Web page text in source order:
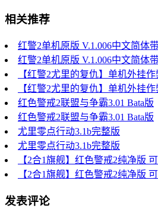
相关推荐
红警2单机原版 V.1.006中文简体
红警2单机原版 V.1.006中文简体
【红警2尤里的复仇】单机外挂
【红警2尤里的复仇】单机外挂
红色警戒2联盟与争霸3.01 Bata版
红色警戒2联盟与争霸3.01 Bata版
尤里零点行动3.1b完整版
尤里零点行动3.1b完整版
【2合1旗舰】红色警戒2纯净版
【2合1旗舰】红色警戒2纯净版
发表评论